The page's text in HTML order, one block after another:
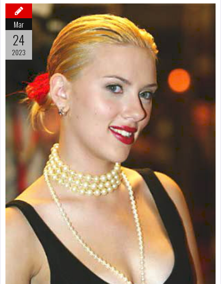
Marea vânătoare
de vrăjitoare din
Suedia
Vrăjitoare
zburătoare în Mexic
Magia în Thailanda
Madona lacrimilor
din Siracusa
(Silcilia)
Uimitoarea viaţă a
Teresei Neumann
Derba, un oraş
misterios vizitat şi
de sfântul Petre
Vrăjitorul Merlin şi
Mar
24
2023